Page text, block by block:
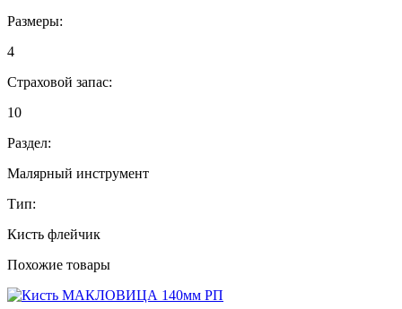
Размеры:
4
Страховой запас:
10
Раздел:
Малярный инструмент
Тип:
Кисть флейчик
Похожие товары